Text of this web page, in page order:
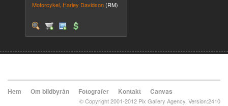
Motorcykel, Harley Davidson (RM)
Hem Om bildbyrån Fotografer Kontakt Canvas
© Copyright 2001-2012 Pix Gallery Agency. Version:2410